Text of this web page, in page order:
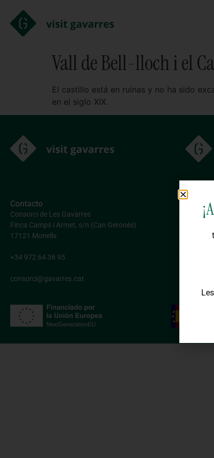
Vall de Bell-lloch i el
El castillo está en ruinas y no ha sido
en el siglo XIX.
Contacto
Consorci de Les Gavarres
Finca Camps i Armet, s/n (Can Geronès)
17121 Monells
+34 972 64 36 95
consorci@gavarres.cat
Aviso legal
Política
Política